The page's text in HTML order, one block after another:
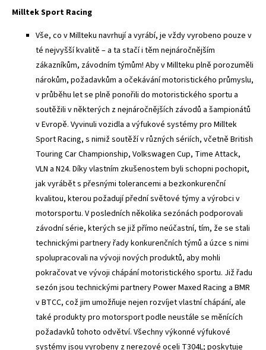
Milltek Sport Racing
Vše, co v Millteku navrhují a vyrábí, je vždy vyrobeno pouze v
té nejvyšší kvalitě – a ta stačí i těm nejnáročnějším
zákazníkům, závodním týmům! Aby v Millteku plně porozuměli
nárokům, požadavkům a očekávání motoristického průmyslu,
v průběhu let se plně ponořili do motoristického sportu a
soutěžili v některých z nejnáročnějších závodů a šampionátů
v Evropě. Vyvinuli vozidla a výfukové systémy pro Milltek
Sport Racing, s nimiž soutěží v různých sériích, včetně British
Touring Car Championship, Volkswagen Cup, Time Attack,
VLN a N24. Díky vlastním zkušenostem byli schopni pochopit,
jak vyrábět s přesnými tolerancemi a bezkonkurenční
kvalitou, kterou požadují přední světové týmy a výrobci v
motorsportu. V posledních několika sezónách podporovali
závodní série, kterých se již přímo neúčastní, tím, že se stali
technickými partnery řady konkurenčních týmů a úzce s nimi
spolupracovali na vývoji nových produktů, aby mohli
pokračovat ve vývoji chápání motoristického sportu. Již řadu
sezón jsou technickými partnery Power Maxed Racing a BMR
v BTCC, což jim umožňuje nejen rozvíjet vlastní chápání, ale
také produkty pro motorsport podle neustále se měnících
požadavků tohoto odvětví. Všechny výkonné výfukové
systémy jsou vyrobeny z nerezové oceli T304L; poskytuje